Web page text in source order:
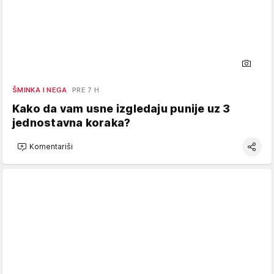
ŠMINKA I NEGA PRE 7 H
Kako da vam usne izgledaju punije uz 3
jednostavna koraka?
Komentariši